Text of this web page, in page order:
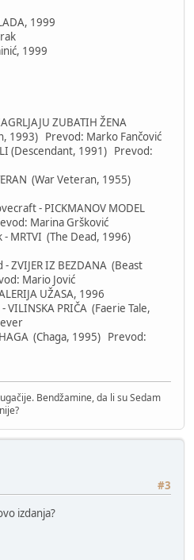
1999
1999
ZUBATIH ŽENA
1993) Prevod: Marko Fančović
(Descendant, 1991) Prevod:
(War Veteran, 1955)
- PICKMANOV MODEL
Marina Gršković
MRTVI (The Dead, 1996)
ZVIJER IZ BEZDANA (Beast
Mario Jović
UŽASA, 1996
PRIČA (Faerie Tale,
(Chaga, 1995) Prevod:
Bendžamine, da li su Sedam
#3
izdanja?